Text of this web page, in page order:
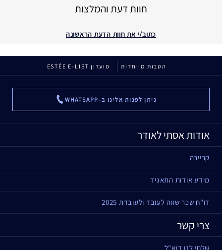
חוות דעת והמלצות
כתוב/י את חוות הדעת הראשונה
הטבות מיוחדות מועדון ESTÉE E-LIST
ניתן לפנות אלינו ב-WHATSAPP ...
אודות אסתי לאודר
קריירה
מידע אודות התאגיד
דו"ח שכר שווה לעובד ולעובדת 2025
צרי קשר
שלחי לנו דוא"ל